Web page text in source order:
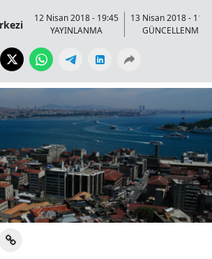
12 Nisan 2018 - 19:45
YAYINLANMA
13 Nisan 2018 -
GÜNCELLENME